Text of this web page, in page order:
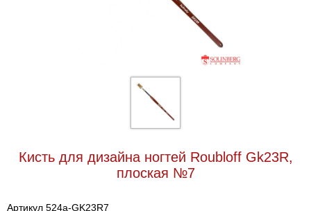
Кисть для дизайна ногтей Roubloff Gk23R,
плоская №7
Артикул 524a-GK23R7